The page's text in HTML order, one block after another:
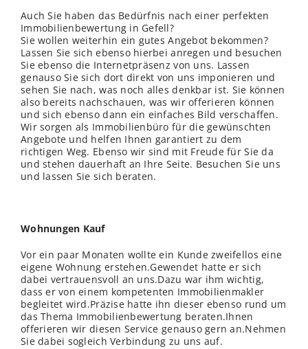
Auch Sie haben das Bedürfnis nach einer perfekten
Immobilienbewertung in Gefell?
Sie wollen weiterhin ein gutes Angebot bekommen?
Lassen Sie sich ebenso hierbei anregen und besuchen
Sie ebenso die Internetpräsenz von uns. Lassen
genauso Sie sich dort direkt von uns imponieren und
sehen Sie nach, was noch alles denkbar ist. Sie können
also bereits nachschauen, was wir offerieren können
und sich ebenso dann ein einfaches Bild verschaffen.
Wir sorgen als Immobilienbüro für die gewünschten
Angebote und helfen Ihnen garantiert zu dem
richtigen Weg. Ebenso wir sind mit Freude für Sie da
und stehen dauerhaft an Ihre Seite. Besuchen Sie uns
und lassen Sie sich beraten.
Wohnungen Kauf
Vor ein paar Monaten wollte ein Kunde zweifellos eine
eigene Wohnung erstehen.Gewendet hatte er sich
dabei vertrauensvoll an uns.Dazu war ihm wichtig,
dass er von einem kompetenten Immobilienmakler
begleitet wird.Präzise hatte ihn dieser ebenso rund um
das Thema Immobilienbewertung beraten.Ihnen
offerieren wir diesen Service genauso gern an.Nehmen
Sie dabei sogleich Verbindung zu uns auf.